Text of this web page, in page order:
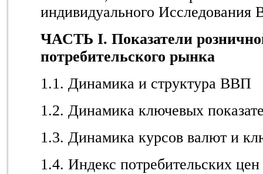
индивидуального
ЧАСТЬ I. Показатели
потребительского рынка
1.1. Динамика и структура ВВП
1.2. Динамика ключевых
1.3. Динамика курсов валют и
1.4. Индекс потребительских цен